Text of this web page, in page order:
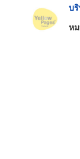
บ
ห